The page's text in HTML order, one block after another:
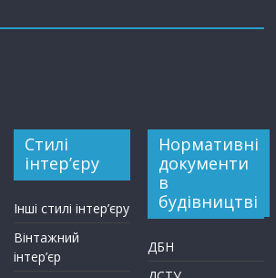
Стилі
інтер’єру
Інші стилі інтер’єру
Вінтажний
інтер’єр
Нормативні
документи
в
будівництві
ДБН